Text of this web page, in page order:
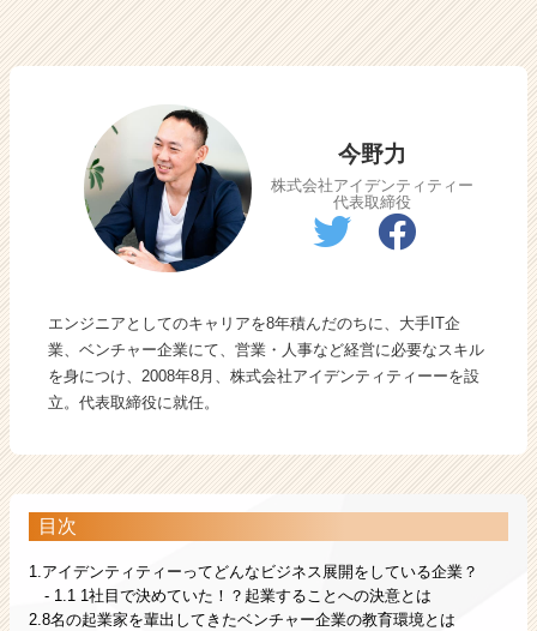
今野力
株式会社アイデンティティー
代表取締役
エンジニアとしてのキャリアを8年積んだのちに、大手IT企
業、ベンチャー企業にて、営業・人事など経営に必要なスキル
を身につけ、2008年8月、株式会社アイデンティティーーを設
立。代表取締役に就任。
目次
1.アイデンティティーってどんなビジネス展開をしている企業？
- 1.1 1社目で決めていた！？起業することへの決意とは
2.8名の起業家を輩出してきたベンチャー企業の教育環境とは